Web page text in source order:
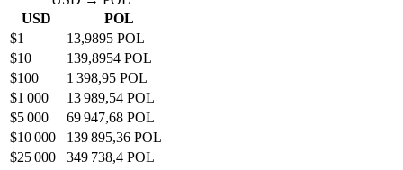
USD
POL
$1
13,9895 POL
$10
139,8954 POL
$100
1 398,95 POL
$1 000
13 989,54 POL
$5 000
69 947,68 POL
$10 000
139 895,36 POL
$25 000
349 738,4 POL